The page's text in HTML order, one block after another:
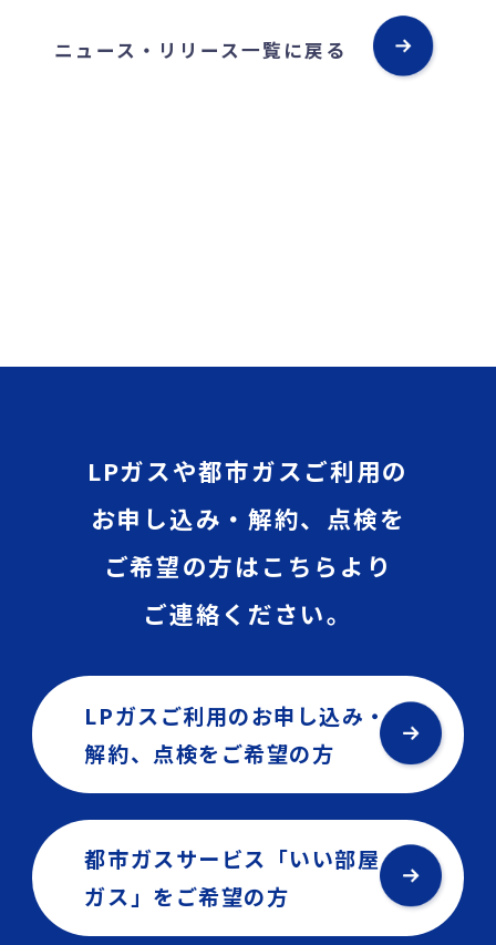
ニュース・リリース一覧に戻る
LPガスや都市ガスご利用の
お申し込み・解約、点検を
ご希望の方はこちらより
ご連絡ください。
LPガスご利用のお申し込み・
解約、点検を ご希望の方
都市ガスサービス「いい部屋
ガス」を ご希望の方